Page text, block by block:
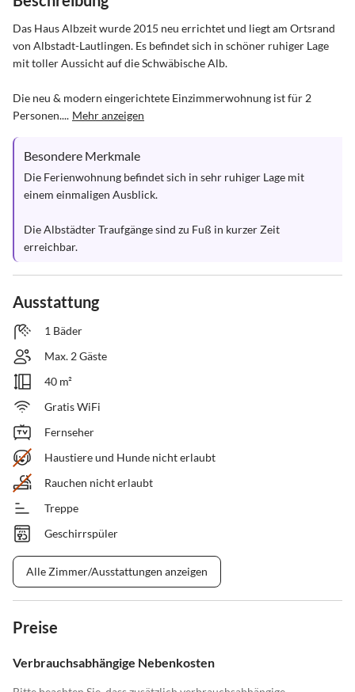
Das Haus Albzeit wurde 2015 neu errichtet und liegt am Ortsrand
von Albstadt-Lautlingen. Es befindet sich in schöner ruhiger Lage
mit toller Aussicht auf die Schwäbische Alb.
Die neu & modern eingerichtete Einzimmerwohnung ist für 2
Personen.... Mehr anzeigen
Besondere Merkmale
Die Ferienwohnung befindet sich in sehr ruhiger Lage mit
einem einmaligen Ausblick.
Die Albstädter Traufgänge sind zu Fuß in kurzer Zeit
erreichbar.
Ausstattung
1 Bäder
Max. 2 Gäste
40 m²
Gratis WiFi
Fernseher
Haustiere und Hunde nicht erlaubt
Rauchen nicht erlaubt
Treppe
Geschirrspüler
Alle Zimmer/Ausstattungen anzeigen
Preise
Verbrauchsabhängige Nebenkosten